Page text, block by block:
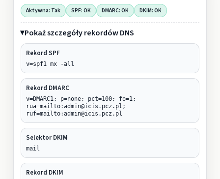
Aktywna: Tak SPF: OK DMARC: OK DKIM: OK
Pokaż szczegóły rekordów DNS
Rekord SPF
v=spf1 mx -all
Rekord DMARC
v=DMARC1; p=none; pct=100; fo=1;
rua=mailto:admin@icis.pcz.pl;
ruf=mailto:admin@icis.pcz.pl
Selektor DKIM
mail
Rekord DKIM